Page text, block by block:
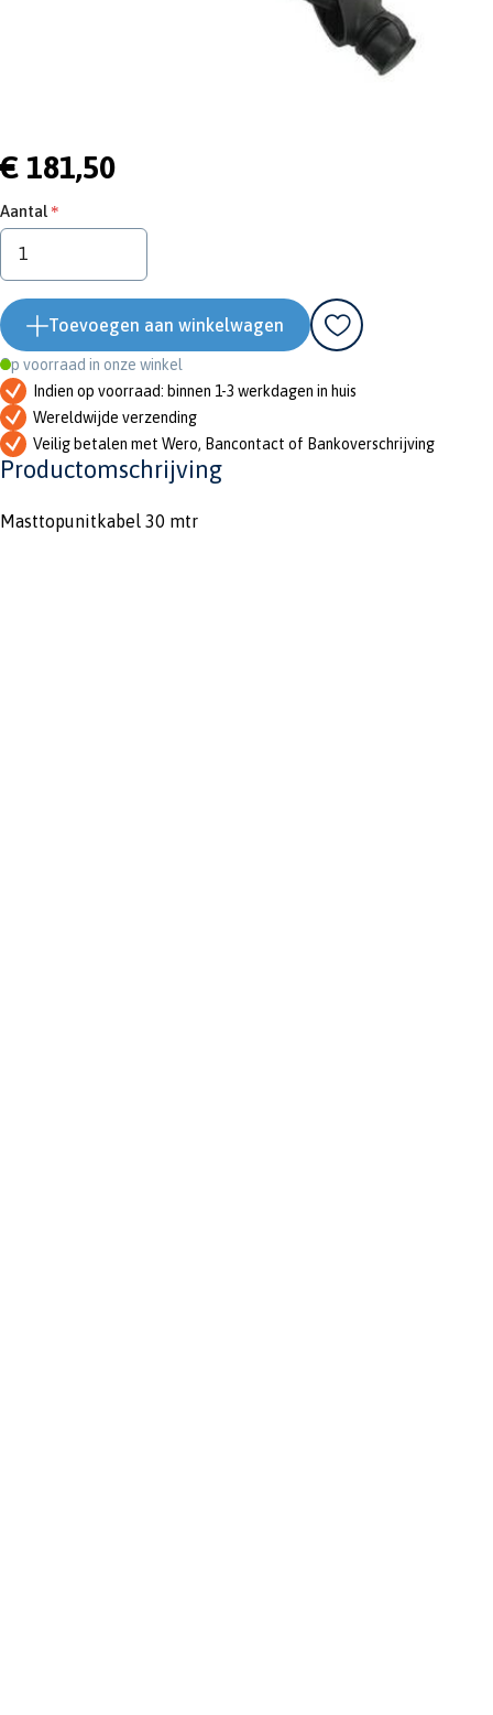
€ 181,50
Aantal
Toevoegen aan winkelwagen
Op voorraad in onze winkel
Indien op voorraad: binnen 1-3 werkdagen in huis
Wereldwijde verzending
Veilig betalen met Wero, Bancontact of Bankoverschrijving
Productomschrijving
Masttopunitkabel 30 mtr